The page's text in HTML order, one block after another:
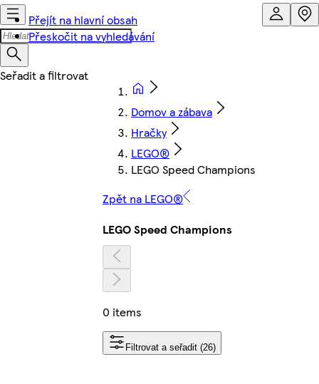
Přejít na hlavní obsah
Přeskočit na vyhledávání
Domov a zábava
Hračky
LEGO®
LEGO Speed Champions
Zpět na LEGO®
LEGO Speed Champions
0 items
Filtrovat a seřadit (26)